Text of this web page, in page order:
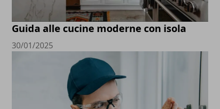
Guida alle cucine moderne con isola
30/01/2025